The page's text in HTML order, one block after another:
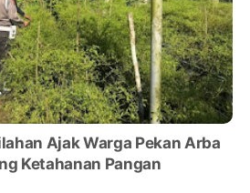
Ajak Warga Pekan Arba
Ketahanan Pangan